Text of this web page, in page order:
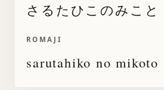
さるたひこのみこと
ROMAJI
sarutahiko no mikoto